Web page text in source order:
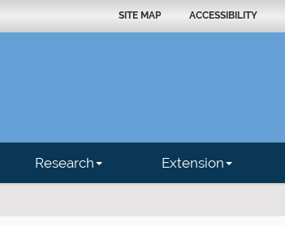
SITE MAP ACCESSIBILITY
Research Extension